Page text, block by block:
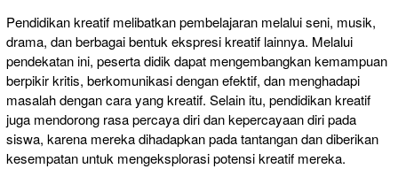
Pendidikan kreatif melibatkan pembelajaran melalui seni, musik,
drama, dan berbagai bentuk ekspresi kreatif lainnya. Melalui
pendekatan ini, peserta didik dapat mengembangkan kemampuan
berpikir kritis, berkomunikasi dengan efektif, dan menghadapi
masalah dengan cara yang kreatif. Selain itu, pendidikan kreatif
juga mendorong rasa percaya diri dan kepercayaan diri pada
siswa, karena mereka dihadapkan pada tantangan dan diberikan
kesempatan untuk mengeksplorasi potensi kreatif mereka.